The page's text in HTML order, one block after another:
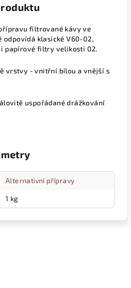
filtrované kávy ve
odpovídá klasické V60-02,
papírové filtry velikosti 02.
vrstvy - vnitřní bílou a vnější s
uspořádané drážkování
Alternativní přípravy
1 kg